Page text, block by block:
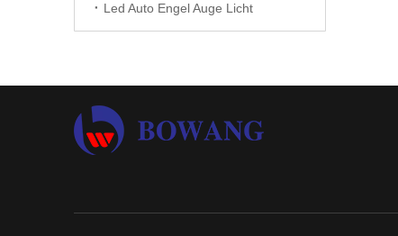
Led Auto Engel Auge Licht